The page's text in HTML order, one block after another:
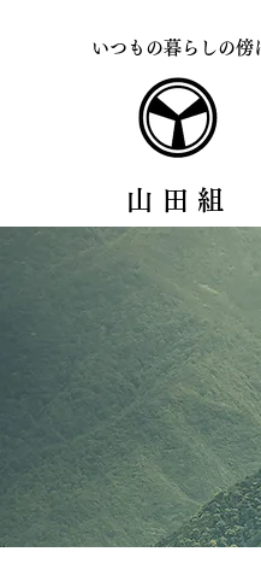
いつもの暮らしの傍
山田組